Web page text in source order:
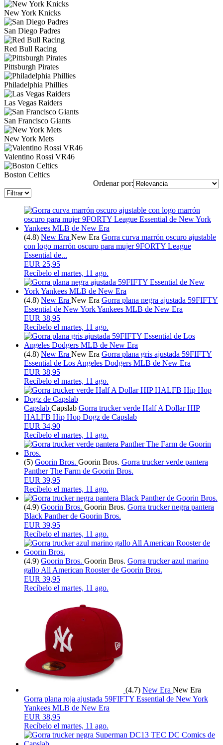
New York Knicks
San Diego Padres
Red Bull Racing
Pittsburgh Pirates
Philadelphia Phillies
Las Vegas Raiders
San Francisco Giants
New York Mets
Valentino Rossi VR46
Boston Celtics
Ordenar por:
(4.8) New Era New Era Gorra curva marrón oscuro ajustable
con logo marrón oscuro para mujer 9FORTY League
Essential de...
EUR 25,95
Recíbelo el martes, 11 ago.
(4.8) New Era New Era Gorra plana negra ajustada 59FIFTY
Essential de New York Yankees MLB de New Era
EUR 38,95
Recíbelo el martes, 11 ago.
(4.8) New Era New Era Gorra plana gris ajustada 59FIFTY
Essential de Los Angeles Dodgers MLB de New Era
EUR 38,95
Recíbelo el martes, 11 ago.
Capslab Capslab Gorra trucker verde Half A Dollar HIP
HALFB Hip Hop Dogz de Capslab
EUR 34,90
Recíbelo el martes, 11 ago.
(5) Goorin Bros. Goorin Bros. Gorra trucker verde pantera
Panther The Farm de Goorin Bros.
EUR 39,95
Recíbelo el martes, 11 ago.
(4.9) Goorin Bros. Goorin Bros. Gorra trucker negra pantera
Black Panther de Goorin Bros.
EUR 39,95
Recíbelo el martes, 11 ago.
(4.9) Goorin Bros. Goorin Bros. Gorra trucker azul marino
gallo All American Rooster de Goorin Bros.
EUR 39,95
Recíbelo el martes, 11 ago.
(4.7) New Era New Era
Gorra plana roja ajustada 59FIFTY Essential de New York
Yankees MLB de New Era
EUR 38,95
Recíbelo el martes, 11 ago.